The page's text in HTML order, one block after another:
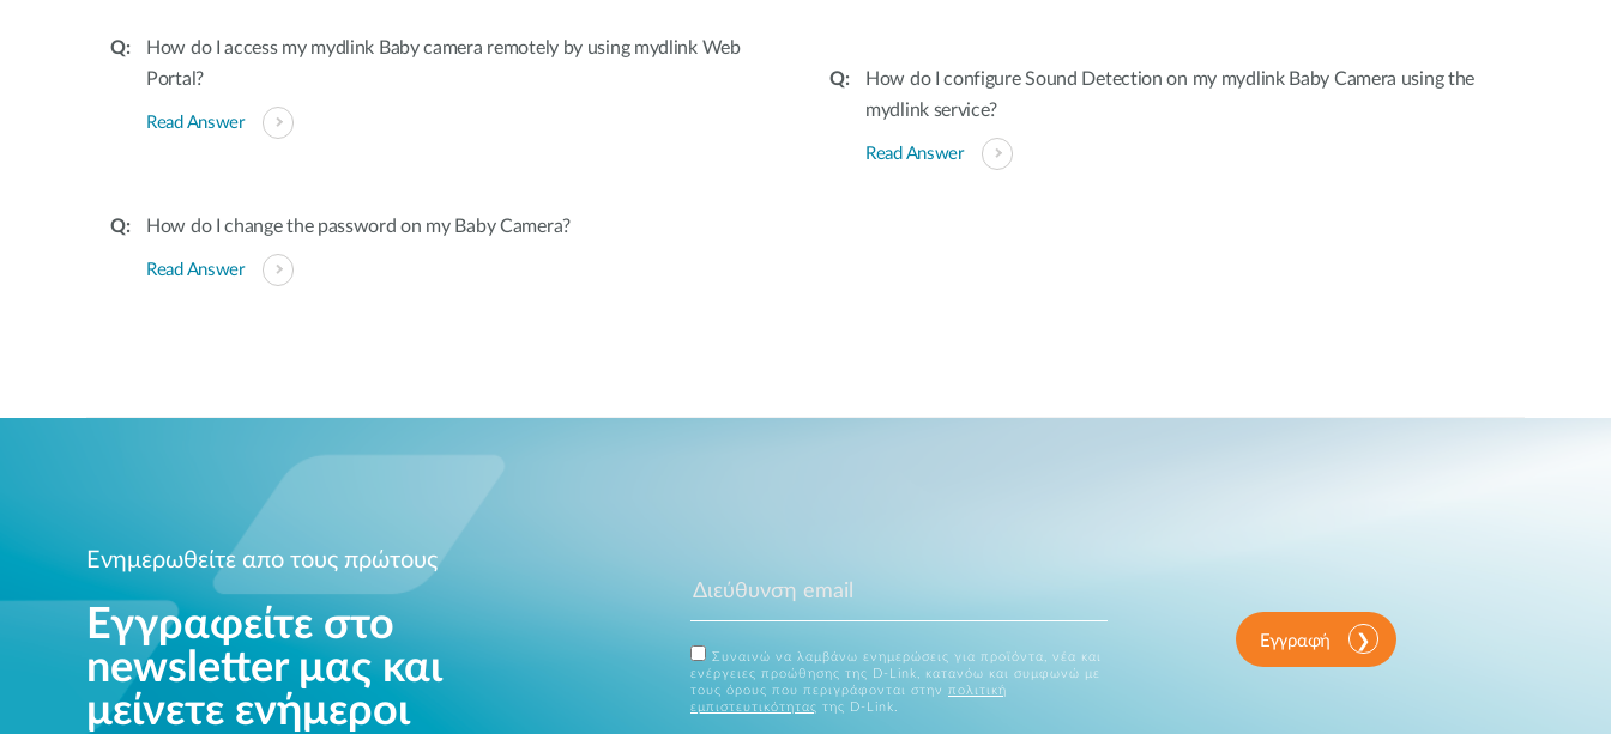
How do I access my mydlink Baby camera remotely by using mydlink Web
Portal?
Read Answer
How do I change the password on my Baby Camera?
Read Answer
How do I configure Sound Detection on my mydlink Baby Camera using the
mydlink service?
Read Answer
Ενημερωθείτε απο τους πρώτους
Εγγραφείτε στο
newsletter μας και
μείνετε ενήμεροι
Συναινώ να λαμβάνω ενημερώσεις για προϊόντα, νέα και
ενέργειες προώθησης της D-Link, κατανόω και συμφωνώ με
τους όρους που περιγράφονται στην πολιτική
εμπιστευτικότητας της D-Link.
Εγγραφή